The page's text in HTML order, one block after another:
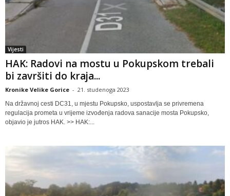
Vijesti
HAK: Radovi na mostu u Pokupskom trebali
bi završiti do kraja...
Kronike Velike Gorice - 21. studenoga 2023
Na državnoj cesti DC31, u mjestu Pokupsko, uspostavlja se privremena
regulacija prometa u vrijeme izvođenja radova sanacije mosta Pokupsko,
objavio je jutros HAK. >> HAK:...